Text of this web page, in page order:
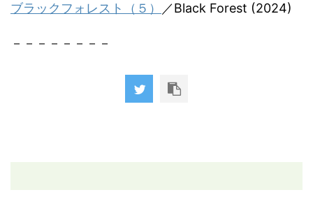
ブラックフォレスト（５）
／Black Forest (2024)
－－－－－－－－